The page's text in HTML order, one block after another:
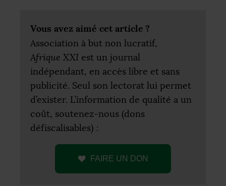
Vous avez aimé cet article ?
Association à but non lucratif,
Afrique XXI est un journal
indépendant, en accès libre et sans
publicité. Seul son lectorat lui permet
d’exister. L’information de qualité a un
coût, soutenez-nous (dons
défiscalisables) :
FAIRE UN DON